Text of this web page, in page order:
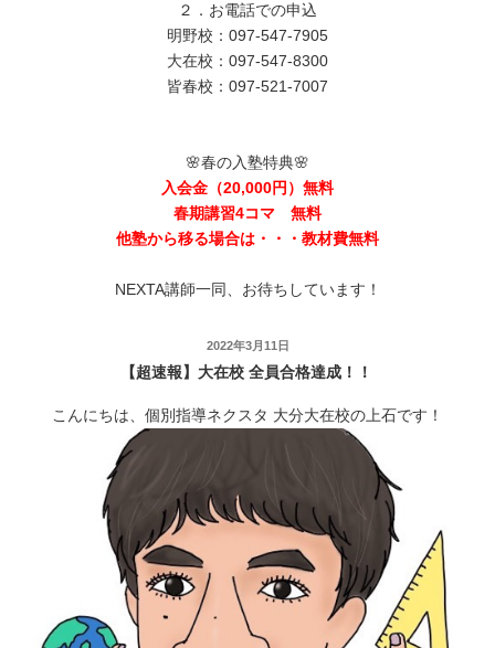
２．お電話での申込
明野校：097-547-7905
大在校：097-547-8300
皆春校：097-521-7007
🌸春の入塾特典🌸
入会金（20,000円）無料
春期講習4コマ 無料
他塾から移る場合は・・・教材費無料
NEXTA講師一同、お待ちしています！
投
稿
2022年3月11日
【超速報】大在校 全員合格達成！！
こんにちは、個別指導ネクスタ 大分大在校の上石です！